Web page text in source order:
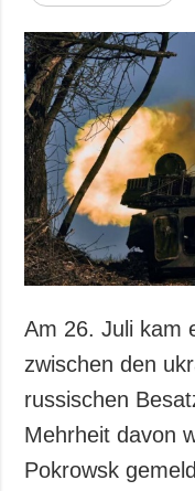
Wirtschaft
Militär
Gesellschaft und
Kultur
Sport
Kriminalität
Notstand und
Notfälle
ZUSÄTZLICH
Interview
Fotos
Video
Am 26. Juli kam
zwischen den
russischen
Mehrheit davon
Pokrowsk